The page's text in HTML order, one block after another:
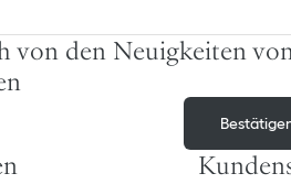
von den Neuigkeiten